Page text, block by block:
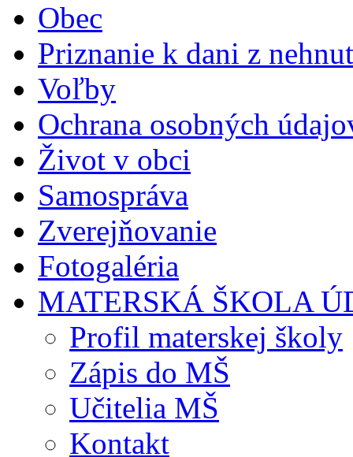
Obec
Priznanie k dani z
Voľby
Ochrana osobných
Život v obci
Samospráva
Zverejňovanie
Fotogaléria
MATERSKÁ ŠKOLA
Profil materskej školy
Zápis do MŠ
Učitelia MŠ
Kontakt